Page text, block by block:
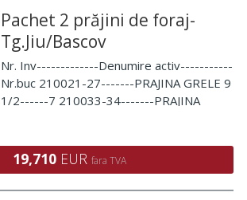
Pachet 2 prăjini de foraj-
Tg.Jiu/Bascov
Nr. Inv-------------Denumire activ-----------
Nr.buc 210021-27-------PRAJINA GRELE 9
1/2------7 210033-34-------PRAJINA
19,710 EUR fara TVA